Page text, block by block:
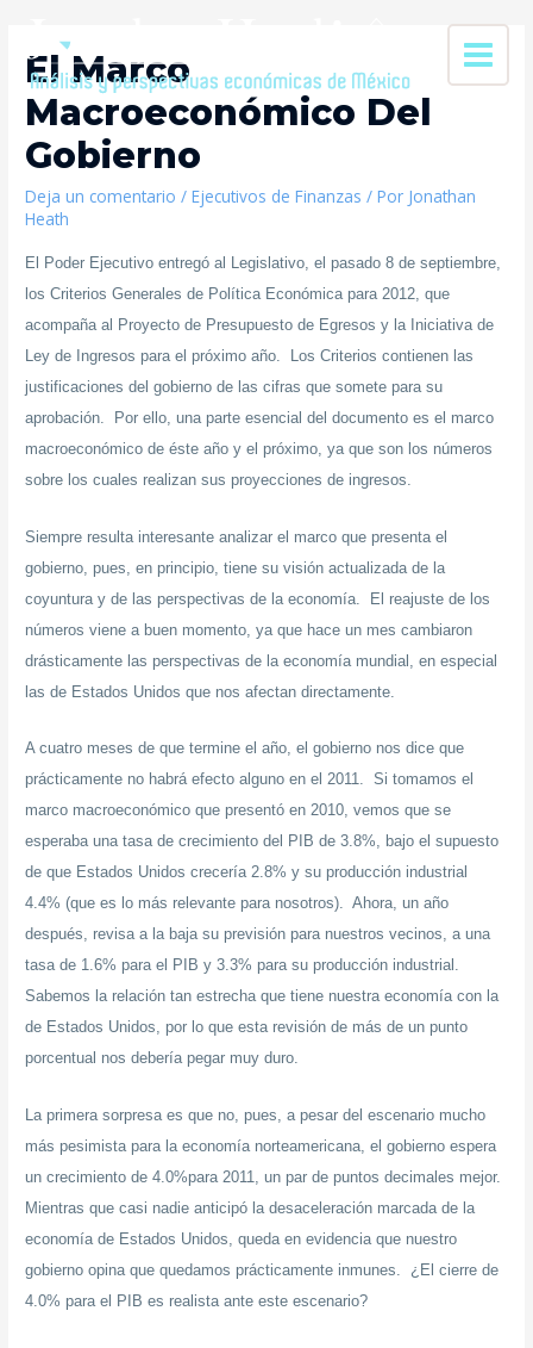
El Marco
Macroeconómico Del
Gobierno
Deja un comentario /Ejecutivos de Finanzas / Por Jonathan
Heath
El Poder Ejecutivo entregó al Legislativo, el pasado 8 de septiembre,
los Criterios Generales de Política Económica para 2012, que
acompaña al Proyecto de Presupuesto de Egresos y la Iniciativa de
Ley de Ingresos para el próximo año. Los Criterios contienen las
justificaciones del gobierno de las cifras que somete para su
aprobación. Por ello, una parte esencial del documento es el marco
macroeconómico de éste año y el próximo, ya que son los números
sobre los cuales realizan sus proyecciones de ingresos.
Siempre resulta interesante analizar el marco que presenta el
gobierno, pues, en principio, tiene su visión actualizada de la
coyuntura y de las perspectivas de la economía. El reajuste de los
números viene a buen momento, ya que hace un mes cambiaron
drásticamente las perspectivas de la economía mundial, en especial
las de Estados Unidos que nos afectan directamente.
A cuatro meses de que termine el año, el gobierno nos dice que
prácticamente no habrá efecto alguno en el 2011. Si tomamos el
marco macroeconómico que presentó en 2010, vemos que se
esperaba una tasa de crecimiento del PIB de 3.8%, bajo el supuesto
de que Estados Unidos crecería 2.8% y su producción industrial
4.4% (que es lo más relevante para nosotros). Ahora, un año
después, revisa a la baja su previsión para nuestros vecinos, a una
tasa de 1.6% para el PIB y 3.3% para su producción industrial.
Sabemos la relación tan estrecha que tiene nuestra economía con la
de Estados Unidos, por lo que esta revisión de más de un punto
porcentual nos debería pegar muy duro.
La primera sorpresa es que no, pues, a pesar del escenario mucho
más pesimista para la economía norteamericana, el gobierno espera
un crecimiento de 4.0%para 2011, un par de puntos decimales mejor.
Mientras que casi nadie anticipó la desaceleración marcada de la
economía de Estados Unidos, queda en evidencia que nuestro
gobierno opina que quedamos prácticamente inmunes. ¿El cierre de
4.0% para el PIB es realista ante este escenario?